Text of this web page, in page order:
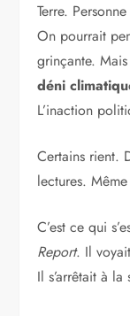
Terre.
On pourrait
grinçante.
déni
L’inaction
Certains rient.
lectures.
C’est ce qui
Report. Il
Il s’arrêtait à